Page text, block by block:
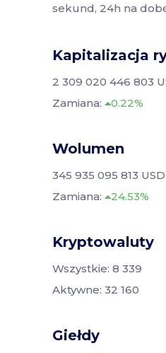
sekund, 24h na
Kapitalizacja
2 309 020 446 803
Zamiana:
0.22%
Wolumen
345 935 095 813 USD
Zamiana:
24.53%
Kryptowaluty
Wszystkie: 8 339
Aktywne: 32 160
Giełdy